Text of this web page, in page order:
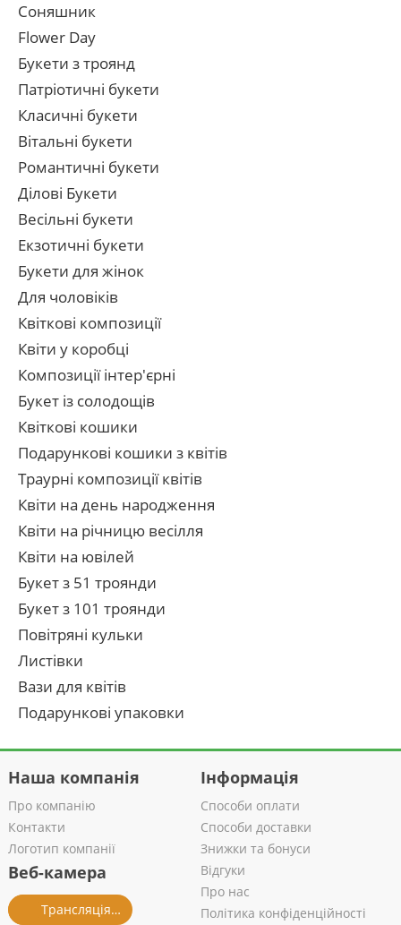
Соняшник
Flower Day
Букети з троянд
Патріотичні букети
Класичні букети
Вітальні букети
Романтичні букети
Ділові Букети
Весільні букети
Екзотичні букети
Букети для жінок
Для чоловіків
Квіткові композиції
Квіти у коробці
Композиції інтер'єрні
Букет із солодощів
Квіткові кошики
Подарункові кошики з квітів
Траурні композиції квітів
Квіти на день народження
Квіти на річницю весілля
Квіти на ювілей
Букет з 51 троянди
Букет з 101 троянди
Повітряні кульки
Листівки
Вази для квітів
Подарункові упаковки
Наша компанія
Про компанію
Контакти
Логотип компанії
Веб-камера
Трансляція із салону
Інформація
Способи оплати
Способи доставки
Знижки та бонуси
Відгуки
Про нас
Політика конфіденційності